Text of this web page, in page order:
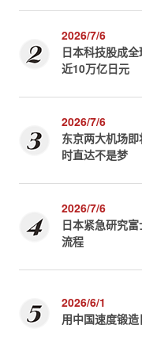
2026/7/6
日本科技股成
近10万亿日元
2026/7/6
东京两大机场
时直达不是梦
2026/7/6
日本紧急研究
流程
2026/6/1
用中国速度锻